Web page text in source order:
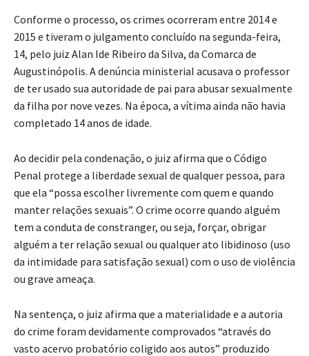
Conforme o processo, os crimes ocorreram entre 2014 e
2015 e tiveram o julgamento concluído na segunda-feira,
14, pelo juiz Alan Ide Ribeiro da Silva, da Comarca de
Augustinópolis. A denúncia ministerial acusava o professor
de ter usado sua autoridade de pai para abusar sexualmente
da filha por nove vezes. Na época, a vítima ainda não havia
completado 14 anos de idade.
Ao decidir pela condenação, o juiz afirma que o Código
Penal protege a liberdade sexual de qualquer pessoa, para
que ela “possa escolher livremente com quem e quando
manter relações sexuais”. O crime ocorre quando alguém
tem a conduta de constranger, ou seja, forçar, obrigar
alguém a ter relação sexual ou qualquer ato libidinoso (uso
da intimidade para satisfação sexual) com o uso de violência
ou grave ameaça.
Na sentença, o juiz afirma que a materialidade e a autoria
do crime foram devidamente comprovados “através do
vasto acervo probatório coligido aos autos” produzido